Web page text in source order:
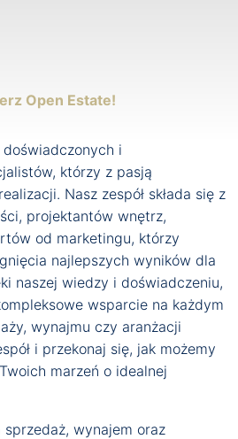
Open Estate!
i
którzy z pasją
Nasz zespół składa się z
projektantów wnętrz,
od marketingu, którzy
najlepszych wyników dla
naszej wiedzy i doświadczeniu,
wsparcie na każdym
wynajmu czy aranżacji
i przekonaj się, jak możemy
marzeń o idealnej
sprzedaż, wynajem oraz